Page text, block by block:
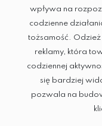
wpływa na
codzienne
tożsamość. Odzież
reklamy, która
codziennej
się bardziej
pozwala na